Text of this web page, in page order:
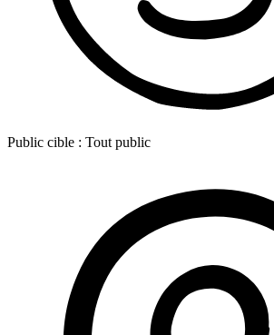
Public cible : Tout public